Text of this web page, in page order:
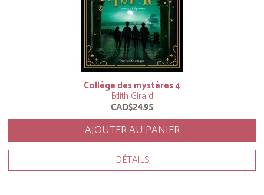
Collège des mystères 4
Edith Girard
CAD$24.95
AJOUTER AU PANIER
DÉTAILS